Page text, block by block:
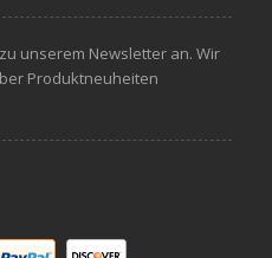
unserem Newsletter an. Wir
Produktneuheiten